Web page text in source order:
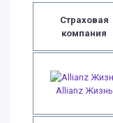
Страховая
компания
Allianz Жизнь